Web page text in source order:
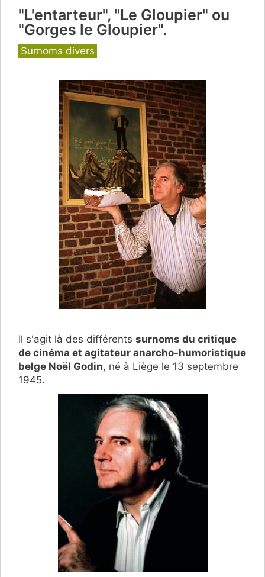
"L'entarteur", "Le Gloupier" ou
"Gorges le Gloupier".
Catégories
Surnoms divers
Il s'agit là des différents surnoms du critique
de cinéma et agitateur anarcho-humoristique
belge Noël Godin, né à Liège le 13 septembre
1945.